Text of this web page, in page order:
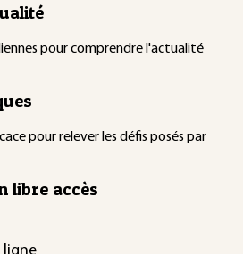
pour comprendre l'actualité
pour relever les défis posés par
libre accès
ligne